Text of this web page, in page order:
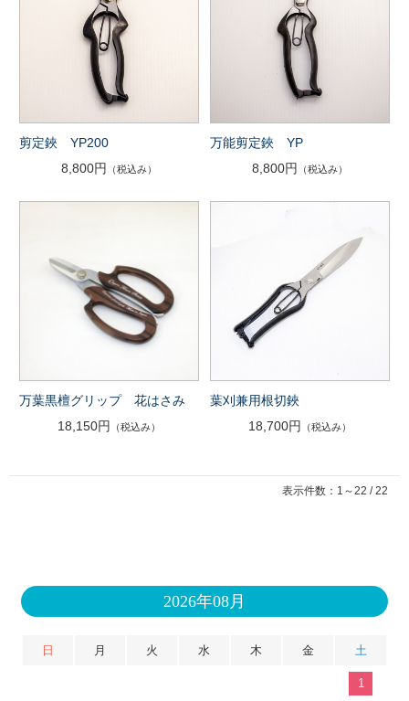
剪定鋏 YP200
8,800円
（税込み）
万能剪定鋏 YP
8,800円
（税込み）
万葉黒檀グリップ 花はさみ
18,150円
（税込み）
葉刈兼用根切鋏
18,700円
（税込み）
表示件数：1～22 / 22
2026年08月
日 月 火 水 木 金 土
1